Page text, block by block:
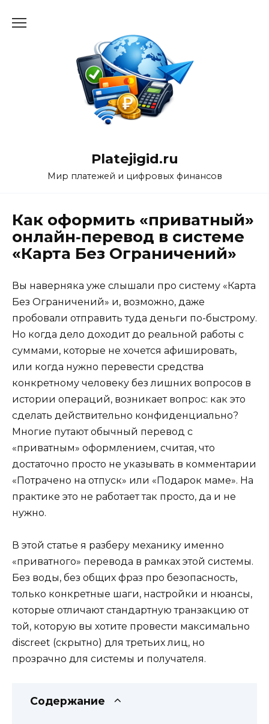
Platejigid.ru
Мир платежей и цифровых финансов
Как оформить «приватный»
онлайн‑перевод в системе
«Карта Без Ограничений»
Вы наверняка уже слышали про систему «Карта
Без Ограничений» и, возможно, даже
пробовали отправить туда деньги по-быстрому.
Но когда дело доходит до реальной работы с
суммами, которые не хочется афишировать,
или когда нужно перевести средства
конкретному человеку без лишних вопросов в
истории операций, возникает вопрос: как это
сделать действительно конфиденциально?
Многие путают обычный перевод с
«приватным» оформлением, считая, что
достаточно просто не указывать в комментарии
«Потрачено на отпуск» или «Подарок маме». На
практике это не работает так просто, да и не
нужно.
В этой статье я разберу механику именно
«приватного» перевода в рамках этой системы.
Без воды, без общих фраз про безопасность,
только конкретные шаги, настройки и нюансы,
которые отличают стандартную транзакцию от
той, которую вы хотите провести максимально
discreet (скрытно) для третьих лиц, но
прозрачно для системы и получателя.
Содержание